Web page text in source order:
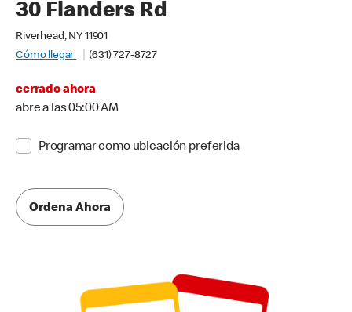
30 Flanders Rd
Riverhead, NY 11901
Cómo llegar
(631) 727-8727
cerrado ahora
abre a las 05:00 AM
Programar como ubicación preferida
Ordena Ahora